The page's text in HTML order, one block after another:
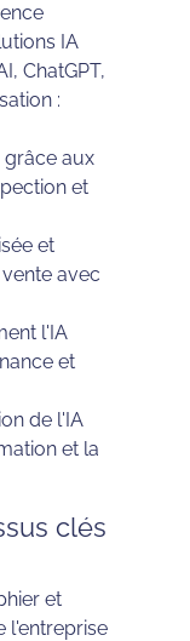
IA
ChatGPT,
:
grâce aux
et
et
avec
l'IA
et
de l'IA
et la
clés
et
l'entreprise